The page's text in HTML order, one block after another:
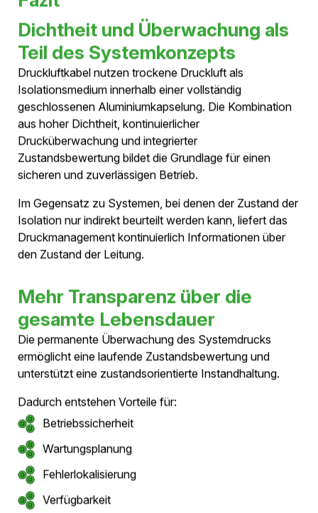
Informationen über den Zustand des Systems zur
Verfügung und mögliche Veränderungen können
frühzeitig erkannt werden.
Unterstützung einer
zustandsorientierten
Instandhaltung
Die kontinuierliche Drucküberwachung ermöglicht eine
Wartungsstrategie auf Basis tatsächlicher
Anstelle ausschliesslich zeitbasierter Kontrollen können
Zustandsinformationen in die Planung von Wartungs-
und Instandhaltungsmassnahmen einfliessen.
Vorteile auf einen Blick
Hohe Dichtheit durch geschlossene Kapselung
Schutz vor Feuchtigkeit und Umwelteinflüssen
Permanente Überwachung des Systemzustands
Transparente Betriebsdaten
Unterstützung einer zustandsorientierten
Instandhaltung